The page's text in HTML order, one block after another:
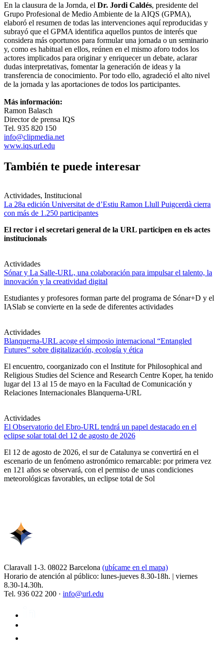
En la clausura de la Jornda, el Dr. Jordi Caldés, presidente del
Grupo Profesional de Medio Ambiente de la AIQS (GPMA),
elaboró el resumen de todas las intervenciones aquí reproducidas y
subrayó que el GPMA identifica aquellos puntos de interés que
considera más oportunos para formular una jornada o un seminario
y, como es habitual en ellos, reúnen en el mismo aforo todos los
actores implicados para originar y enriquecer un debate, aclarar
dudas interpretativas, fomentar la generación de ideas y la
transferencia de conocimiento. Por todo ello, agradeció el alto nivel
de la jornada y las aportaciones de todos los participantes.
Más información:
Ramon Balasch
Director de prensa IQS
Tel. 935 820 150
info@clipmedia.net
www.iqs.url.edu
También te puede interesar
Actividades, Institucional
La 28a edición Universitat de d’Estiu Ramon Llull Puigcerdà cierra
con más de 1.250 participantes
El rector i el secretari general de la URL participen en els actes
institucionals
Actividades
Sónar y La Salle-URL, una colaboración para impulsar el talento, la
innovación y la creatividad digital
Estudiantes y profesores forman parte del programa de Sónar+D y el
IASlab se convierte en la sede de diferentes actividades
Actividades
Blanquerna-URL acoge el simposio internacional “Entangled
Futures” sobre digitalización, ecología y ética
El encuentro, coorganizado con el Institute for Philosophical and
Religious Studies del Science and Research Centre Koper, ha tenido
lugar del 13 al 15 de mayo en la Facultad de Comunicación y
Relaciones Internacionales Blanquerna-URL
Actividades
El Observatorio del Ebro-URL tendrá un papel destacado en el
eclipse solar total del 12 de agosto de 2026
El 12 de agosto de 2026, el sur de Catalunya se convertirá en el
escenario de un fenómeno astronómico remarcable: por primera vez
en 121 años se observará, con el permiso de unas condiciones
meteorológicas favorables, un eclipse total de Sol
Claravall 1-3. 08022 Barcelona (ubícame en el mapa)
Horario de atención al público: lunes-jueves 8.30-18h. | viernes
8.30-14.30h.
Tel. 936 022 200 · info@url.edu